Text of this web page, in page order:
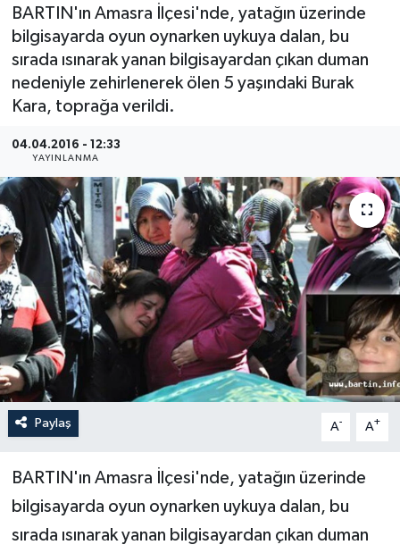
BARTIN'ın Amasra İlçesi'nde, yatağın üzerinde
bilgisayarda oyun oynarken uykuya dalan, bu
sırada ısınarak yanan bilgisayardan çıkan duman
nedeniyle zehirlenerek ölen 5 yaşındaki Burak
Kara, toprağa verildi.
04.04.2016 - 12:33
YAYINLANMA
Paylaş A- A+
BARTIN'ın Amasra İlçesi'nde, yatağın üzerinde
bilgisayarda oyun oynarken uykuya dalan, bu
sırada ısınarak yanan bilgisayardan çıkan duman
Medya
Sağlık
Siyaset
Spor
Tarım
Turizm
Yaşam
Yerel Yönetimler
DÜNYA
YEREL